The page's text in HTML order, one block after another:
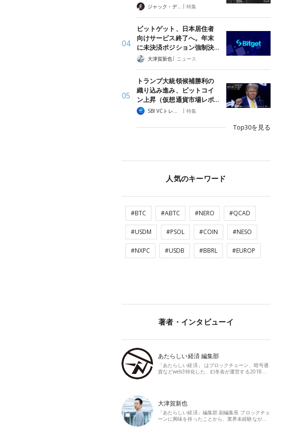
ジャック・デロン（Jack Derong） | 特集
ビットゲット、日本居住者
向けサービス終了へ。年末
に未決済ポジション強制決…
大津賀新也| ニュース
トランプ大統領候補勝利の
織り込み進み、ビットコイ
ン上昇（仮想通貨市場レポ…
| 特集
Top30を見る
人気のキーワード
#BTC #ABTC #NERO #QCAD
#USDM #PSOL #COIN #NESO
#NXPC #USDB #BBRL #EUROP
著者・インタビューイ
あたらしい経済 編集部
「あたらしい経済」 はブロックチェーン、暗号通
貨などweb3特化した、幻冬舎が運営する2018…
大津賀新也
「あたらしい経済」編集部 副編集長 ブロックチェ
ーンに興味を持ったことから、業界未経験なが…